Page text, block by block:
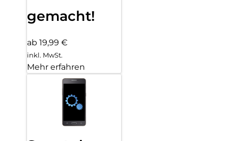
gemacht!
ab 19,99 €
inkl. MwSt.
Mehr erfahren